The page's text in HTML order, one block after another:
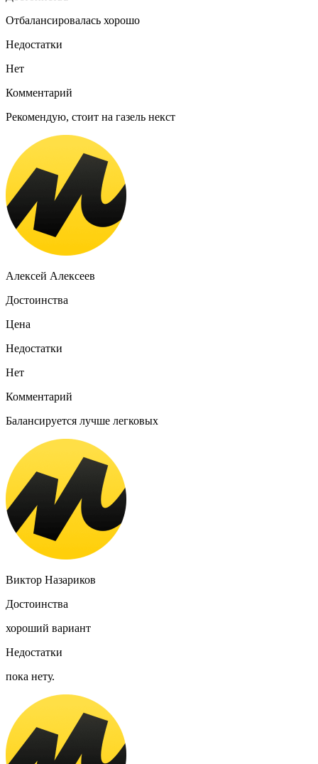
Отбалансировалась хорошо
Недостатки
Нет
Комментарий
Рекомендую, стоит на газель некст
Алексей Алексеев
Достоинства
Цена
Недостатки
Нет
Комментарий
Балансируется лучше легковых
Виктор Назариков
Достоинства
хороший вариант
Недостатки
пока нету.